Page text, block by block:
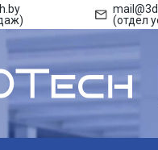
(отдел